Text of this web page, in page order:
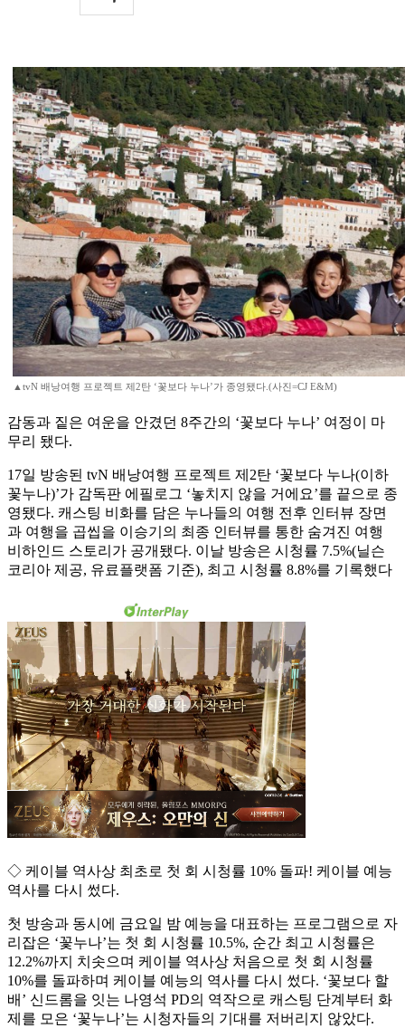
▲tvN 배낭여행 프로젝트 제2탄 ‘꽃보다 누나’가 종영됐다.(사진=CJ E&M)
감동과 짙은 여운을 안겼던 8주간의 ‘꽃보다 누나’ 여정이 마
무리 됐다.
17일 방송된 tvN 배낭여행 프로젝트 제2탄 ‘꽃보다 누나(이하
꽃누나)’가 감독판 에필로그 ‘놓치지 않을 거에요’를 끝으로 종
영됐다. 캐스팅 비화를 담은 누나들의 여행 전후 인터뷰 장면
과 여행을 곱씹을 이승기의 최종 인터뷰를 통한 숨겨진 여행
비하인드 스토리가 공개됐다. 이날 방송은 시청률 7.5%(닐슨
코리아 제공, 유료플랫폼 기준), 최고 시청률 8.8%를 기록했다
◇ 케이블 역사상 최초로 첫 회 시청률 10% 돌파! 케이블 예능
역사를 다시 썼다.
첫 방송과 동시에 금요일 밤 예능을 대표하는 프로그램으로 자
리잡은 ‘꽃누나’는 첫 회 시청률 10.5%, 순간 최고 시청률은
12.2%까지 치솟으며 케이블 역사상 처음으로 첫 회 시청률
10%를 돌파하며 케이블 예능의 역사를 다시 썼다. ‘꽃보다 할
배’ 신드롬을 잇는 나영석 PD의 역작으로 캐스팅 단계부터 화
제를 모은 ‘꽃누나’는 시청자들의 기대를 저버리지 않았다.